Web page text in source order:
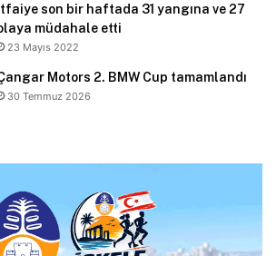
son bir haftada 31 yangına ve 27
müdahale etti
23 Mayıs 2022
Motors 2. BMW Cup tamamlandı
30 Temmuz 2026